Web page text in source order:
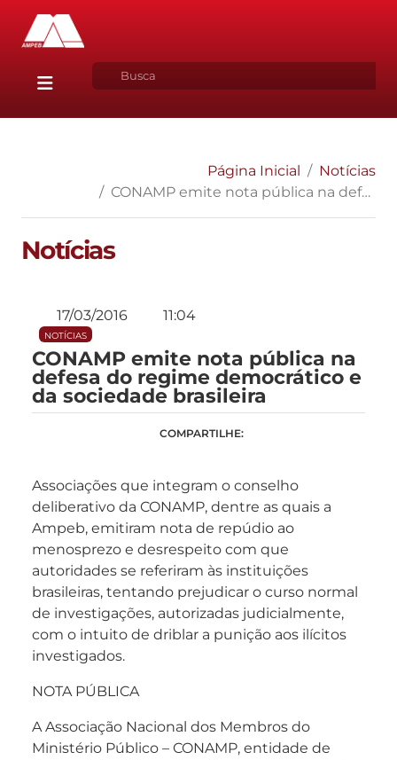
Página Inicial
Notícias
CONAMP emite nota pública na defesa do regime democrático e da sociedade brasileira
Notícias
17/03/2016 11:04
NOTÍCIAS
CONAMP emite nota pública na
defesa do regime democrático e
da sociedade brasileira
COMPARTILHE:
Associações que integram o conselho
deliberativo da CONAMP, dentre as quais a
Ampeb, emitiram nota de repúdio ao
menosprezo e desrespeito com que
autoridades se referiram às instituições
brasileiras, tentando prejudicar o curso normal
de investigações, autorizadas judicialmente,
com o intuito de driblar a punição aos ilícitos
investigados.
NOTA PÚBLICA
A Associação Nacional dos Membros do
Ministério Público – CONAMP, entidade de